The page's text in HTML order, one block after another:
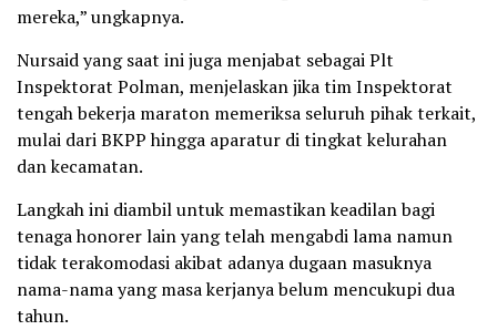
mereka,” ungkapnya.
Nursaid yang saat ini juga menjabat sebagai Plt
Inspektorat Polman, menjelaskan jika tim Inspektorat
tengah bekerja maraton memeriksa seluruh pihak terkait,
mulai dari BKPP hingga aparatur di tingkat kelurahan
dan kecamatan.
Langkah ini diambil untuk memastikan keadilan bagi
tenaga honorer lain yang telah mengabdi lama namun
tidak terakomodasi akibat adanya dugaan masuknya
nama-nama yang masa kerjanya belum mencukupi dua
tahun.